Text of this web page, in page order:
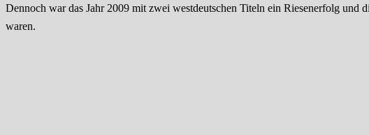
Dennoch war das Jahr 2009 mit zwei westdeutschen Titeln ein Riesenerfolg und
waren.